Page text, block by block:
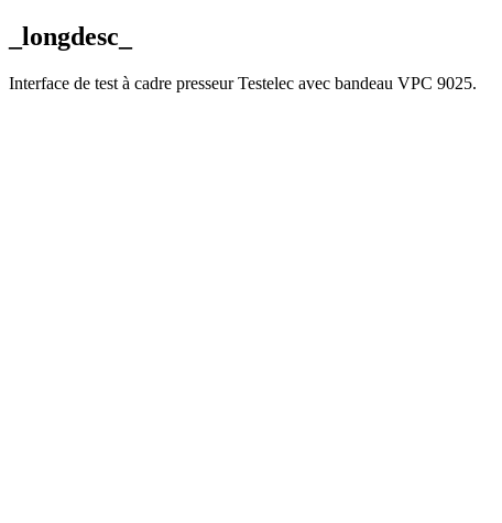
_longdesc_
Interface de test à cadre presseur Testelec avec bandeau VPC 9025.